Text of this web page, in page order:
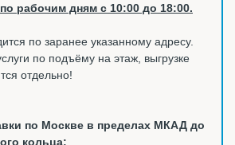
рабочим дням с 10:00 до 18:00.
по заранее указанному адресу.
по подъёму на этаж, выгрузке
отдельно!
по Москве в пределах МКАД до
кольца: